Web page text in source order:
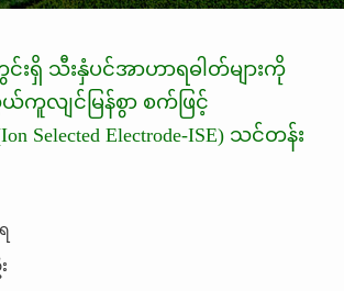
းရှိ သီးနှံပင်အာဟာရဓါတ်များကို
ကူလျင်မြန်စွာ စက်ဖြင့်
Selected Electrode-ISE) သင်တန်း